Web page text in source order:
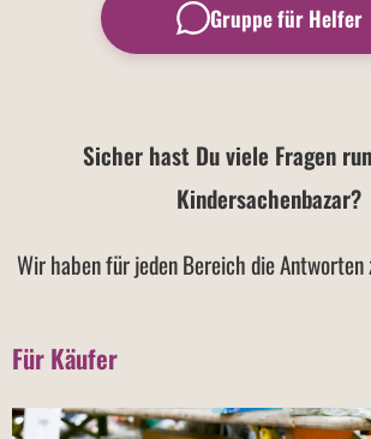
Gruppe für Helfer
Sicher hast Du viele Fragen
Kindersachenbazar?
Wir haben für jeden Bereich die
Für Käufer